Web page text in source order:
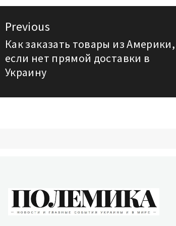
Previous
Previous
post:
Как заказать товары из Америки,
если нет прямой доставки в
Украину